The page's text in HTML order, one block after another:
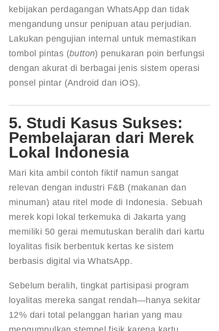
kebijakan perdagangan WhatsApp dan tidak
mengandung unsur penipuan atau perjudian.
Lakukan pengujian internal untuk memastikan
tombol pintas (button) penukaran poin berfungsi
dengan akurat di berbagai jenis sistem operasi
ponsel pintar (Android dan iOS).
5. Studi Kasus Sukses:
Pembelajaran dari Merek
Lokal Indonesia
Mari kita ambil contoh fiktif namun sangat
relevan dengan industri F&B (makanan dan
minuman) atau ritel mode di Indonesia. Sebuah
merek kopi lokal terkemuka di Jakarta yang
memiliki 50 gerai memutuskan beralih dari kartu
loyalitas fisik berbentuk kertas ke sistem
berbasis digital via WhatsApp.
Sebelum beralih, tingkat partisipasi program
loyalitas mereka sangat rendah—hanya sekitar
12% dari total pelanggan harian yang mau